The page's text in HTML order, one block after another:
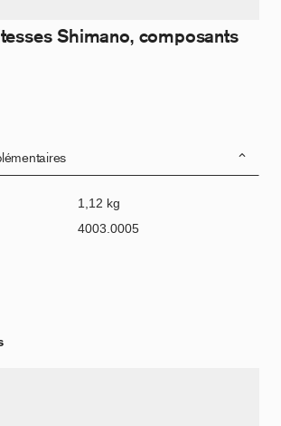
Shimano, composants
1,12 kg
4003.0005